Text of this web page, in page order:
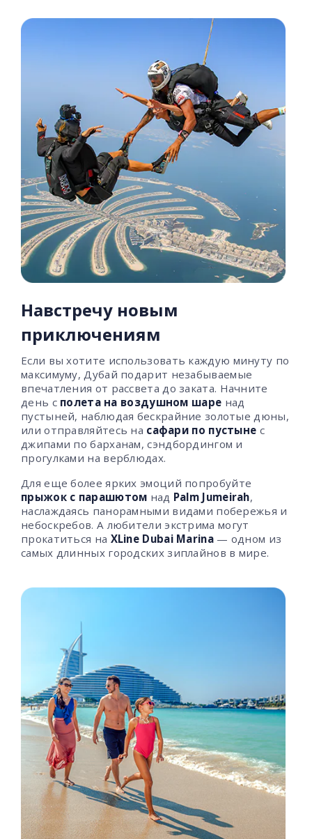
Навстречу новым
приключениям
Если вы хотите использовать каждую минуту по
максимуму, Дубай подарит незабываемые
впечатления от рассвета до заката. Начните
день с полета на воздушном шаре над
пустыней, наблюдая бескрайние золотые дюны,
или отправляйтесь на сафари по пустыне с
джипами по барханам, сэндбордингом и
прогулками на верблюдах.
Для еще более ярких эмоций попробуйте
прыжок с парашютом над Palm Jumeirah,
наслаждаясь панорамными видами побережья и
небоскребов. А любители экстрима могут
прокатиться на XLine Dubai Marina— одном из
самых длинных городских зиплайнов в мире.